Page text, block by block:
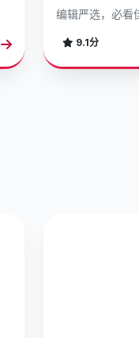
编辑严选，必看
9.1分